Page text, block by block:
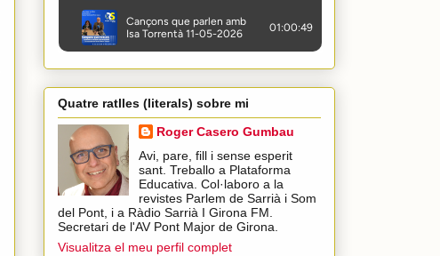
Quatre ratlles (literals) sobre mi
Roger Casero Gumbau
Avi, pare, fill i sense esperit
sant. Treballo a Plataforma
Educativa. Col·laboro a la
revistes Parlem de Sarrià i Som
del Pont, i a Ràdio Sarrià I Girona FM.
Secretari de l'AV Pont Major de Girona.
Visualitza el meu perfil complet